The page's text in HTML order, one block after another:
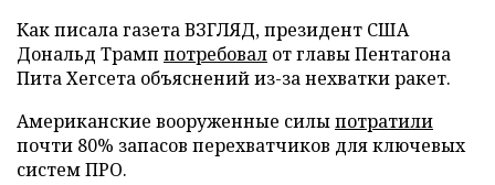
Как писала газета ВЗГЛЯД, президент США
Дональд Трамп потребовал от главы Пентагона
Пита Хегсета объяснений из-за нехватки ракет.
Американские вооруженные силыпотратили
почти 80% запасов перехватчиков для ключевых
систем ПРО.